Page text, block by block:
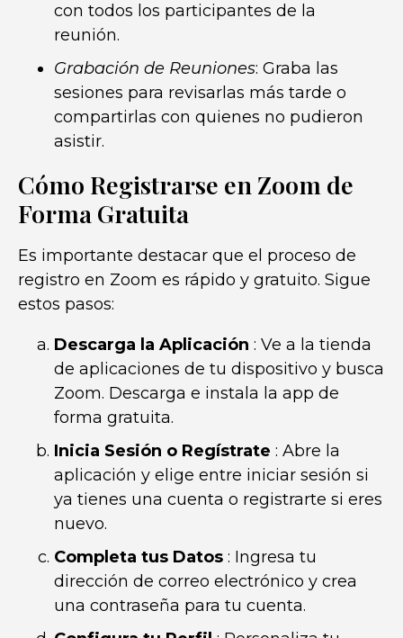
con todos los participantes de la
reunión.
Grabación de Reuniones: Graba las
sesiones para revisarlas más tarde o
compartirlas con quienes no pudieron
asistir.
Cómo Registrarse en Zoom de
Forma Gratuita
Es importante destacar que el proceso de
registro en Zoom es rápido y gratuito. Sigue
estos pasos:
Descarga la Aplicación : Ve a la tienda
de aplicaciones de tu dispositivo y busca
Zoom. Descarga e instala la app de
forma gratuita.
Inicia Sesión o Regístrate : Abre la
aplicación y elige entre iniciar sesión si
ya tienes una cuenta o registrarte si eres
nuevo.
Completa tus Datos : Ingresa tu
dirección de correo electrónico y crea
una contraseña para tu cuenta.